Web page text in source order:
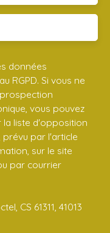
données
RGPD. Si vous ne
vous pouvez
la liste d'opposition
prévu par l'article
sur le site
par courrier
CS 61311, 41013